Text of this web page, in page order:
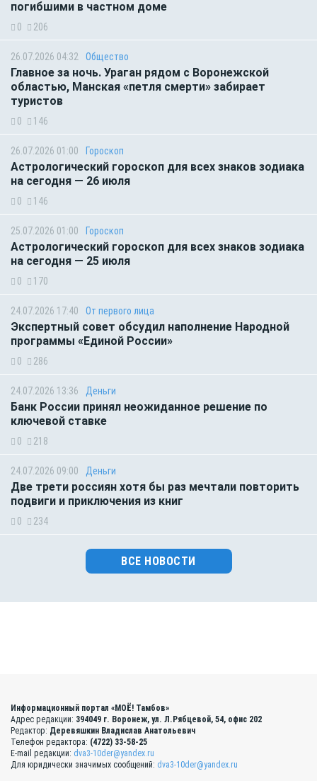
погибшими в частном доме
0 206
26.07.2026 04:32 Общество
Главное за ночь. Ураган рядом с Воронежской
областью, Манская «петля смерти» забирает
туристов
0 146
26.07.2026 01:00 Гороскоп
Астрологический гороскоп для всех знаков зодиака
на сегодня — 26 июля
0 146
25.07.2026 01:00 Гороскоп
Астрологический гороскоп для всех знаков зодиака
на сегодня — 25 июля
0 170
24.07.2026 17:40 От первого лица
Экспертный совет обсудил наполнение Народной
программы «Единой России»
0 286
24.07.2026 13:36 Деньги
Банк России принял неожиданное решение по
ключевой ставке
0 218
24.07.2026 09:00 Деньги
Две трети россиян хотя бы раз мечтали повторить
подвиги и приключения из книг
0 234
ВСЕ НОВОСТИ
Информационный портал «МОЁ! Тамбов»
Адрес редакции: 394049 г. Воронеж, ул. Л.Рябцевой, 54, офис 202
Редактор: Деревяшкин Владислав Анатольевич
Телефон редактора: (4722) 33-58-25
E-mail редакции: dva3-10der@yandex.ru
Для юридически значимых сообщений: dva3-10der@yandex.ru